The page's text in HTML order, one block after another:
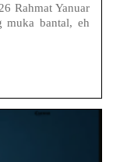
Rahmat Yanuar
muka bantal, eh